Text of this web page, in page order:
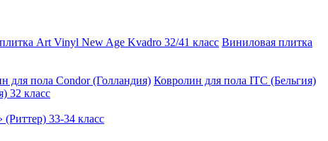
Art Vinyl New Age Kvadro 32/41 класс Виниловая плитка
для пола Condor (Голландия) Ковролин для пола ITC (Бельгия)
32 класс
33-34 класс